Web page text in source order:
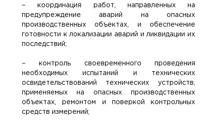
– координация работ, направленных на
предупреждение аварий на опасных
производственных объектах, и обеспечение
готовности к локализации аварий и ликвидации их
последствий;
– контроль своевременного проведения
необходимых испытаний и технических
освидетельствований технических устройств,
применяемых на опасных производственных
объектах, ремонтом и поверкой контрольных
средств измерений;